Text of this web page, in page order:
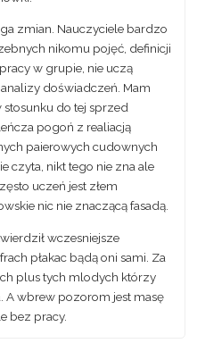
zmian. Nauczyciele bardzo
nikomu pojęć, definicji
w grupie, nie uczą
doświadczeń. Mam
stosunku do tej sprzed
pogoń z realiacją
paierowych cudownych
czyta, nikt tego nie zna ale
uczeń jest złem
nic nie znaczącą fasadą.
wczesniejsze
płakac bądą oni sami. Za
plus tych mlodych którzy
A wbrew pozorom jest masę
bez pracy.